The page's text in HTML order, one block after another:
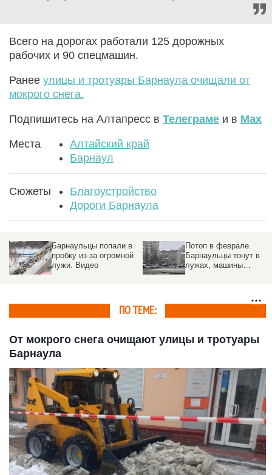
Всего на дорогах работали 125 дорожных
рабочих и 90 спецмашин.
Ранее улицы и тротуары Барнаула очищали от
мокрого снега.
Подпишитесь на Алтапресс в Телеграме и в Max
Места
Алтайский край
Барнаул
Сюжеты
Благоустройство
Дороги Барнаула
Потоп в феврале.
Барнаульцы тонут в
лужах, машины
Дорожные бригады
Барнаула чистят
ливневки и
ПО ТЕМЕ:
От мокрого снега очищают улицы и тротуары
Барнаула